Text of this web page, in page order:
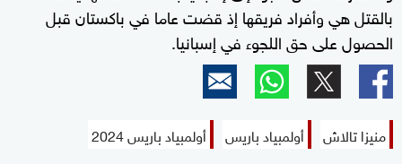
بالقتل هي وأفراد فريقها إذ قضت عاما في باكستان قبل
الحصول على حق اللجوء في إسبانيا.
منيزا تالاش أولمبياد باريس أولمبياد باريس 2024